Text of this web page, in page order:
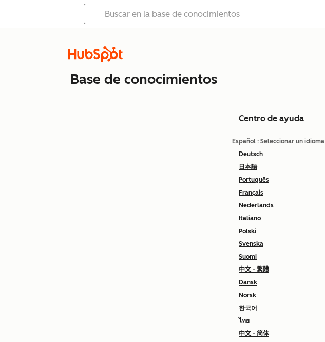
Base de conocimientos
Centro de ayuda
Español : Seleccionar un idioma
Deutsch
日本語
Português
Français
Nederlands
Italiano
Polski
Svenska
Suomi
中文 - 繁體
Dansk
Norsk
한국어
ไทย
中文 - 简体